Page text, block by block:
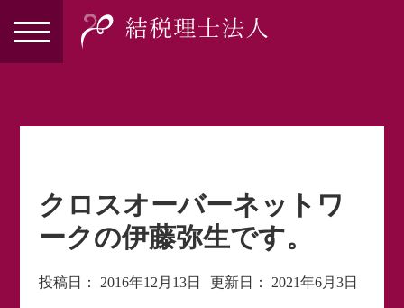
クロスオーバーネットワ
ークの伊藤弥生です。
投稿日： 2016年12月13日 更新日： 2021年6月3日